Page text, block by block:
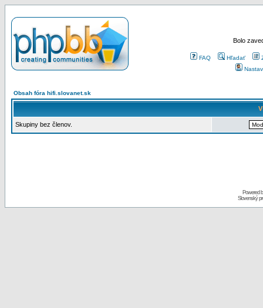
Bolo
FAQ Hľadať
Obsah fóra hifi.slovanet.sk
Skupiny bez členov.
Powered
Slovenský